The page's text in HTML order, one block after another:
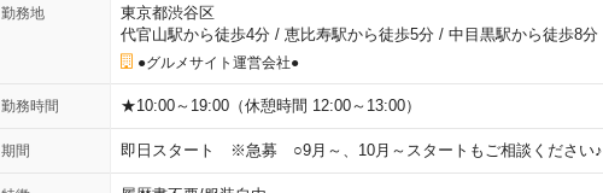
勤務地
東京都渋谷区
代官山駅から徒歩4分/ 恵比寿駅から徒歩5分/ 中目黒駅から徒歩8分
●グルメサイト運営会社●
勤務時間 ★10:00～19:00（休憩時間 12:00～13:00）
期間 即日スタート ※急募 ○9月～、10月～スタートもご相談ください♪